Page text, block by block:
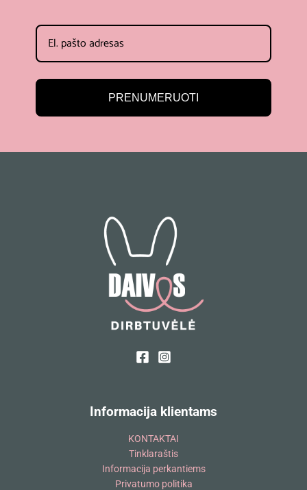
PRENUMERUOTI
Informacija klientams
KONTAKTAI
Tinklaraštis
Informacija perkantiems
Privatumo politika